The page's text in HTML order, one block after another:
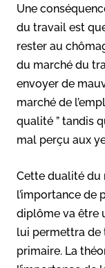
Une
du travail est
rester au
du marché du
envoyer de
marché de
qualité ” tandis
mal perçu aux
Cette dualité
l’importance de
diplôme va être
lui permettra de
primaire. La